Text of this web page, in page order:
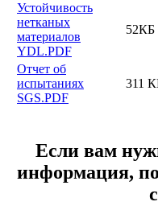
Устойчивость
нетканых
материалов
YDL.PDF
52КБ
Отчет об
испытаниях
SGS.PDF
311
Если вам
информация,